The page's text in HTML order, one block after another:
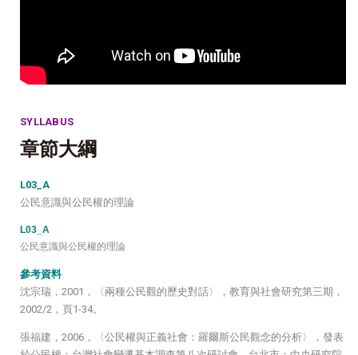
SYLLABUS
章節大綱
L03_A
公民意識與公民權的理論
L03_A
公民意識與公民權的理論
參考資料
沈宗瑞，2001，〈兩種公民觀的歷史對話〉，教育與社會研究第三期，
2002/2，頁1-34。
張福建，2006，〈公民權與正義社會：羅爾斯公民觀念的分析〉，發表